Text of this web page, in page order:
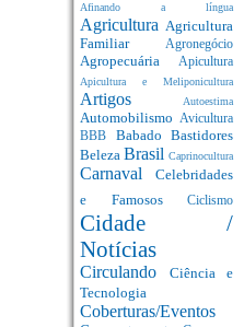
Afinando a língua
Agricultura Agricultura
Familiar Agronegócio
Agropecuária Apicultura
Apicultura e Meliponicultura
Artigos Autoestima
Automobilismo Avicultura
BBB Babado Bastidores
Beleza Brasil Caprinocultura
Carnaval Celebridades
e Famosos Ciclismo
Cidade /
Notícias
Circulando Ciência e
Tecnologia
Coberturas/Eventos